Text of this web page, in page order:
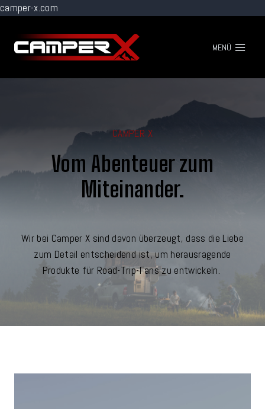
camper-x.com
Inhalt
springen
MENÜ
CAMPER X
Vom Abenteuer zum
Miteinander.
Wir bei Camper X sind davon überzeugt, dass die Liebe
zum Detail entscheidend ist, um herausragende
Produkte für Road-Trip-Fans zu entwickeln.